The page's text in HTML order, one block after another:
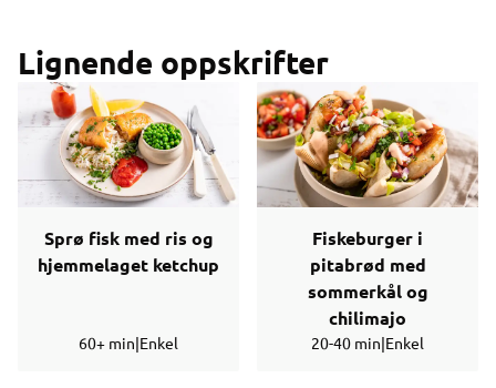
Lignende oppskrifter
Sprø fisk med ris og
hjemmelaget ketchup
60+ min|Enkel
Fiskeburger i
pitabrød med
sommerkål og
chilimajo
20-40 min|Enkel